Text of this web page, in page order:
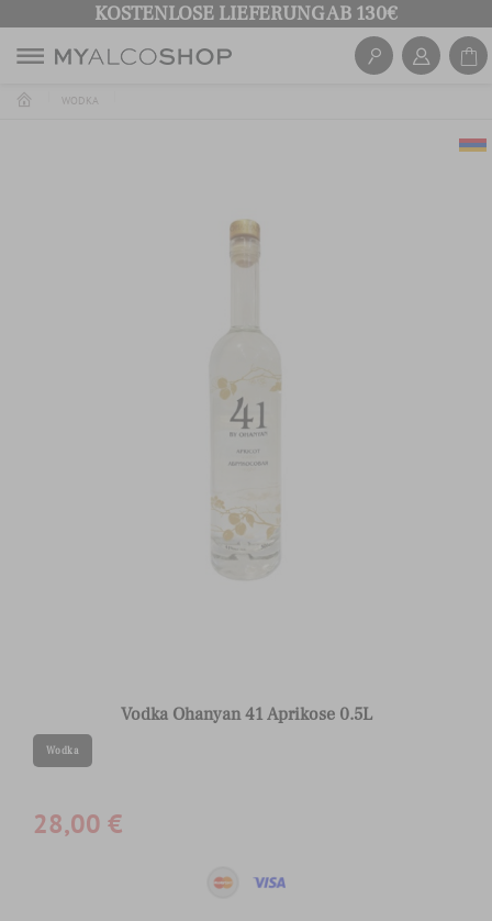
KOSTENLOSE LIEFERUNG AB 130€
WODKA
Vodka Ohanyan 41 Aprikose 0.5L
Wodka
28,00 €